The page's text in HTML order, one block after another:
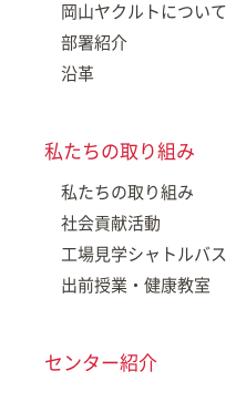
岡山ヤクルトについて
部署紹介
沿革
私たちの取り組み
私たちの取り組み
社会貢献活動
工場見学シャトルバ
出前授業・健康教室
センター紹介